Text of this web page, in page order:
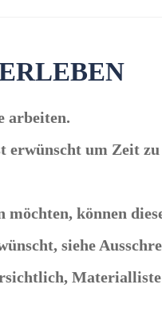
arbeiten.
um Zeit
können
siehe